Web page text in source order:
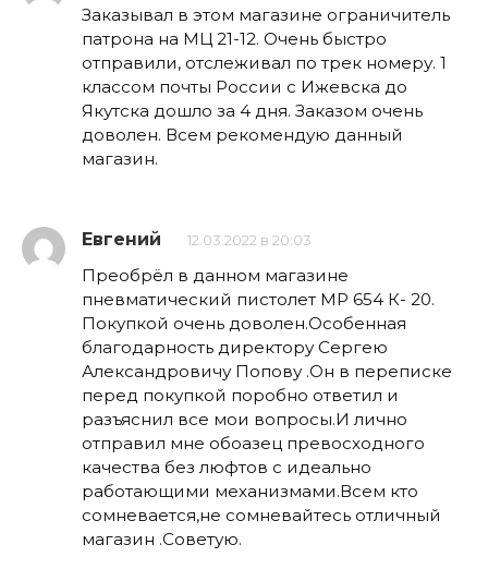
Заказывал в этом магазине ограничитель
патрона на МЦ 21-12. Очень быстро
отправили, отслеживал по трек номеру. 1
классом почты России с Ижевска до
Якутска дошло за 4 дня. Заказом очень
доволен. Всем рекомендую данный
магазин.
Евгений 12.03.2022 в 20:03
Преобрёл в данном магазине
пневматический пистолет МР 654 К- 20.
Покупкой очень доволен.Особенная
благодарность директору Сергею
Александровичу Попову .Он в переписке
перед покупкой поробно ответил и
разъяснил все мои вопросы.И лично
отправил мне обоазец превосходного
качества без люфтов с идеально
работающими механизмами.Всем кто
сомневается,не сомневайтесь отличный
магазин .Советую.